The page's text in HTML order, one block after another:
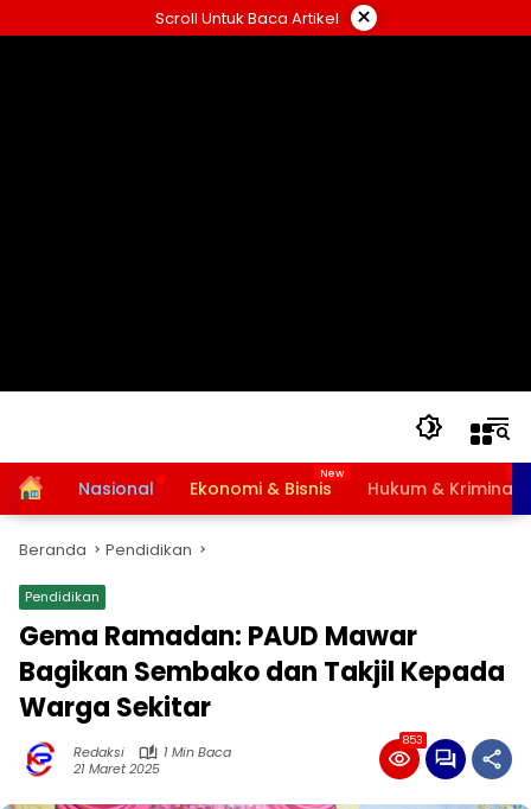
ke
Scroll Untuk Baca Artikel ×
HomeNasional Ekonomi & Bisnis Hukum & Kriminal
Beranda Pendidikan
Pendidikan
Gema Ramadan: PAUD Mawar
Bagikan Sembako dan Takjil Kepada
Warga Sekitar
Redaksi
1 Min Baca
21 Maret 2025
853